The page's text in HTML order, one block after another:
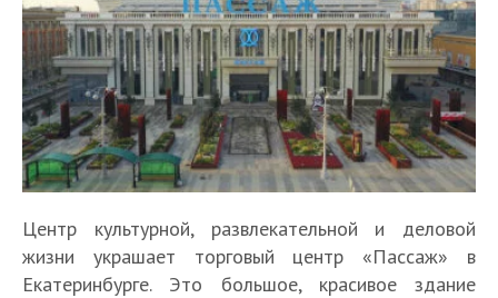
Центр культурной, развлекательной и деловой
жизни украшает торговый центр «Пассаж» в
Екатеринбурге. Это большое, красивое здание